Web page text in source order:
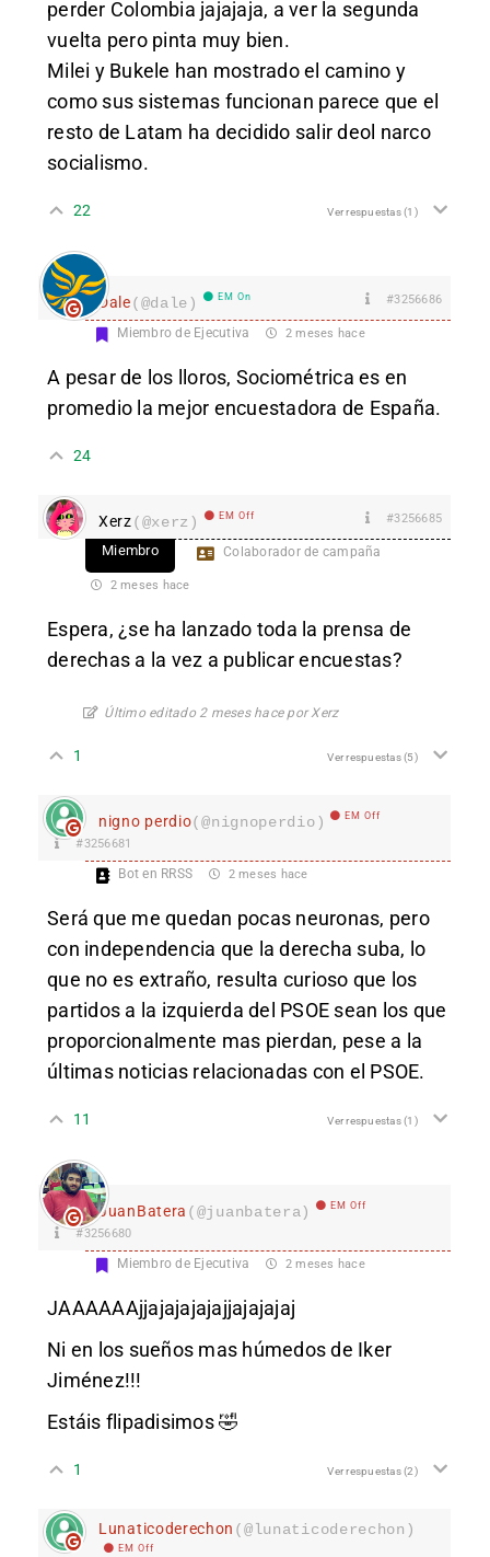
perder Colombia jajajaja, a ver la segunda
vuelta pero pinta muy bien.
Milei y Bukele han mostrado el camino y
como sus sistemas funcionan parece que el
resto de Latam ha decidido salir deol narco
socialismo.
22 Ver respuestas(1)
Dale(@dale) EM On #3256686
Miembro de Ejecutiva 2 meses hace
A pesar de los lloros, Sociométrica es en
promedio la mejor encuestadora de España.
24
Xerz(@xerz) EM Off #3256685
Miembro Colaborador de campaña
2 meses hace
Espera, ¿se ha lanzado toda la prensa de
derechas a la vez a publicar encuestas?
Último editado 2 meses hace por Xerz
1 Ver respuestas(5)
nigno perdio(@nignoperdio) EM Off
#3256681
Bot en RRSS 2 meses hace
Será que me quedan pocas neuronas, pero
con independencia que la derecha suba, lo
que no es extraño, resulta curioso que los
partidos a la izquierda del PSOE sean los que
proporcionalmente mas pierdan, pese a la
últimas noticias relacionadas con el PSOE.
11 Ver respuestas(1)
JuanBatera (@juanbatera) EM Off
#3256680
Miembro de Ejecutiva 2 meses hace
JAAAAAAjjajajajajajjajajajaj
Ni en los sueños mas húmedos de Iker
Jiménez!!!
Estáis flipadisimos 🤣
1 Ver respuestas(2)
Lunaticoderechon (@lunaticoderechon)
EM Off